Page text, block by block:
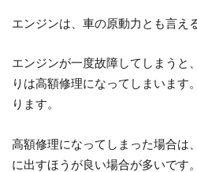
エンジンは、車の原動力とも言え
エンジンが一度故障してしまうと
りは高額修理になってしまいます
ります。
高額修理になってしまった場合は
に出すほうが良い場合が多いです